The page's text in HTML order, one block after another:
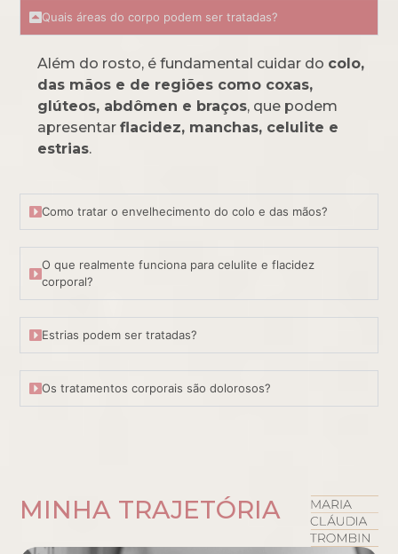
Quais áreas do corpo podem ser tratadas?
Além do rosto, é fundamental cuidar do colo,
das mãos e de regiões como coxas,
glúteos, abdômen e braços, que podem
apresentarflacidez, manchas, celulite e
estrias.
Como tratar o envelhecimento do colo e das mãos?
O que realmente funciona para celulite e flacidez
corporal?
Estrias podem ser tratadas?
Os tratamentos corporais são dolorosos?
MINHA TRAJETÓRIA